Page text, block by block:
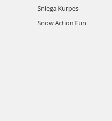
Sniega Kurpes
Snow Action Fun